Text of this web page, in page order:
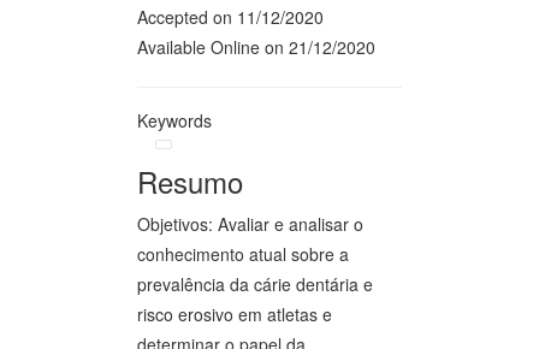
Accepted on 11/12/2020
Available Online on 21/12/2020
Keywords
Resumo
Objetivos: Avaliar e analisar o
conhecimento atual sobre a
prevalência da cárie dentária e
risco erosivo em atletas e
determinar o papel da